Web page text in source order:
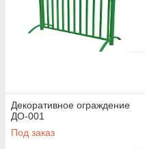
Декоративное ограждение
ДО-001
Под заказ